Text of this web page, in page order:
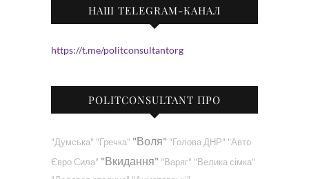
НАШ TELEGRAM-КАНАЛ
https://t.me/politconsultantorg
POLITCONSULTANT ПРО
"Думська" "Гречка" "Воля" "Голова ДНР" "Авто
Євро Сила" "Вкидання" "Варяг" "Велика сімка"